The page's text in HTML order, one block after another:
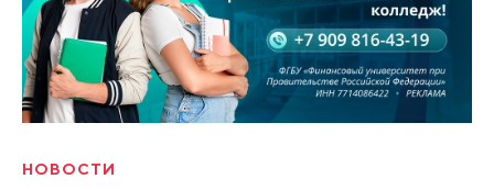
НОВОСТИ